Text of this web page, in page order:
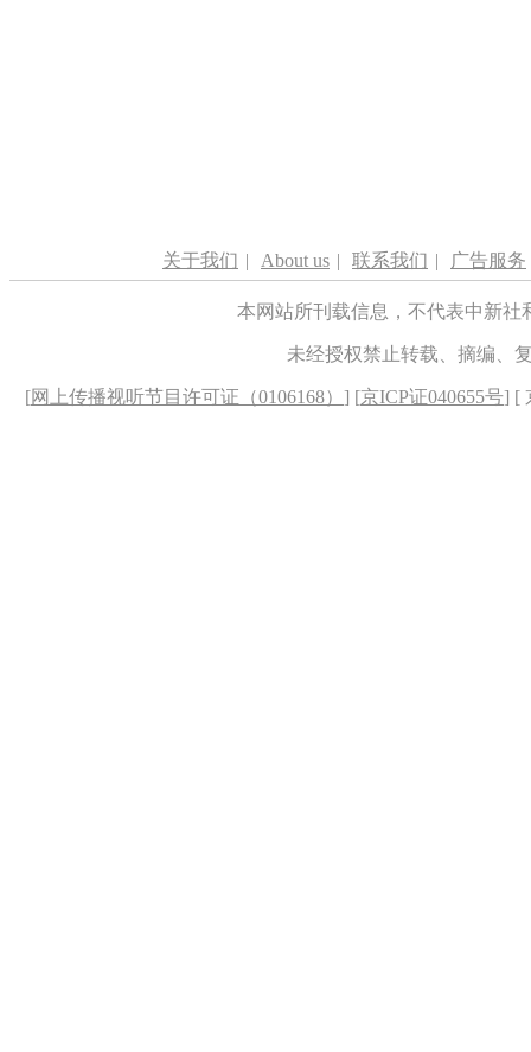
关于我们 | About us | 联系我们 | 广告服务
本网站所刊载信息，不代表中新
未经授权禁止转载、摘编、
[网上传播视听节目许可证（0106168） ] [京ICP证040655号] [